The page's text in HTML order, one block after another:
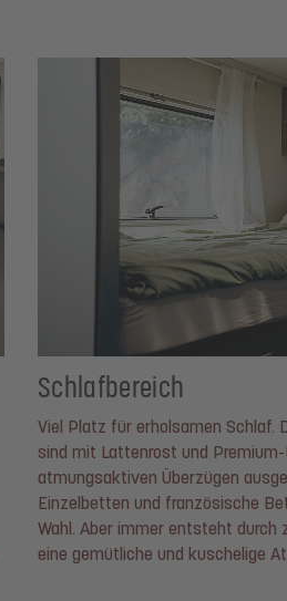
Schlafbereich
Viel Platz für erholsamen Schlaf.
sind mit Lattenrost und
atmungsaktiven Überzügen
Einzelbetten und französische
Wahl. Aber immer entsteht durch
eine gemütliche und kuschelige